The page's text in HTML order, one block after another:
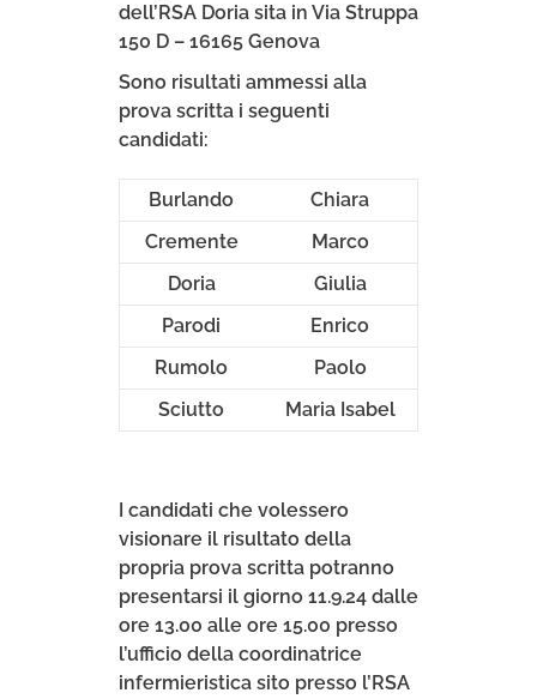
dell’RSA Doria sita in Via Struppa
150 D – 16165 Genova
Sono risultati ammessi alla
prova scritta i seguenti
candidati:
Burlando
Chiara
Cremente
Marco
Doria
Giulia
Parodi
Enrico
Rumolo
Paolo
Sciutto
Maria Isabel
I candidati che volessero
visionare il risultato della
propria prova scritta potranno
presentarsi il giorno 11.9.24 dalle
ore 13.00 alle ore 15.00 presso
l’ufficio della coordinatrice
infermieristica sito presso l’RSA